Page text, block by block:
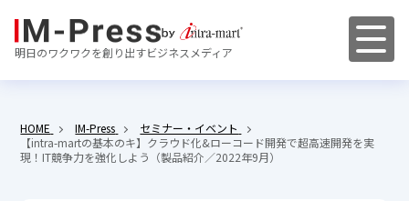
明日のワクワクを創り出すビジネスメディア
HOME IM-Press
セミナー・イベント
【intra-martの基本のキ】クラウド化&ローコード開発で超高速開発を実
現！IT競争力を強化しよう（製品紹介／2022年9月）